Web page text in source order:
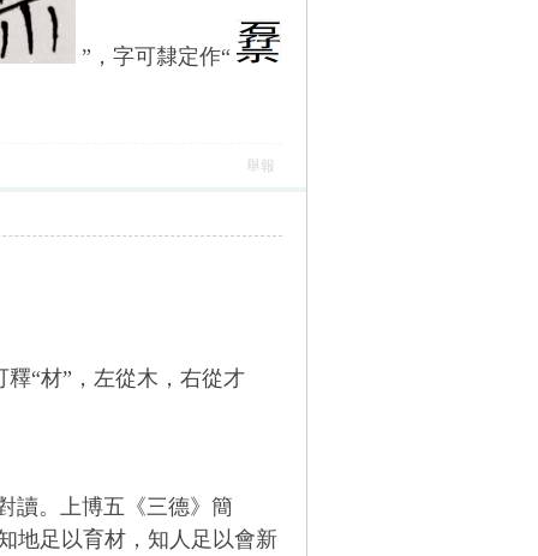
”，字可隸定作“
舉報
釋“材”，左從木，右從才
讀。上博五《三德》簡
地足以育材，知人足以會新